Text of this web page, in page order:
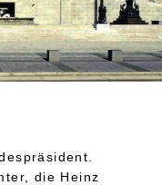
die Heinz